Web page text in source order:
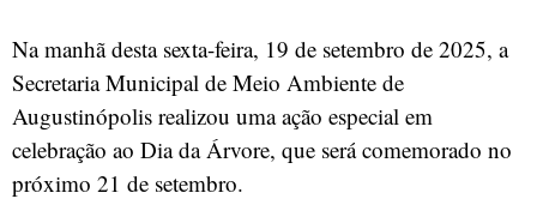
Na manhã desta sexta-feira, 19 de setembro de 2025, a
Secretaria Municipal de Meio Ambiente de
Augustinópolis realizou uma ação especial em
celebração ao Dia da Árvore, que será comemorado no
próximo 21 de setembro.